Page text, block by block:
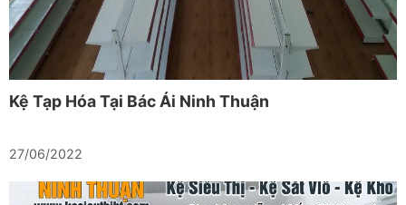
Kệ Tạp Hóa Tại Bác Ái Ninh Thuận
27/06/2022